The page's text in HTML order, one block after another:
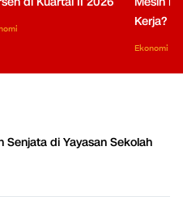
Kerja?
Ekonomi
di Yayasan Sekolah